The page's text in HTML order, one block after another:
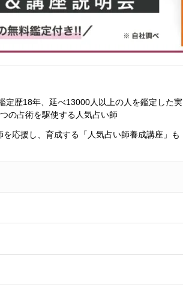
歴18年、延べ13000人以上の人を鑑定した実
の占術を駆使する人気占い師
応援し、育成する「人気占い師養成講座」も